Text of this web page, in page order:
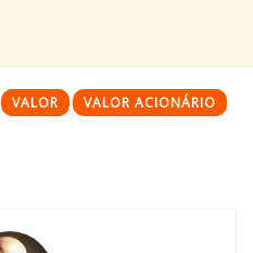
VALOR
VALOR ACIONÁRIO